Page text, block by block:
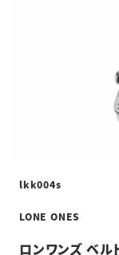
lkk004s
LONE ONES
ロンワンズ ベル